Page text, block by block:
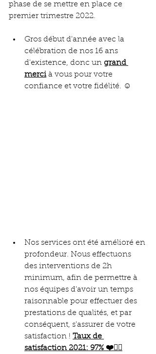
phase de se mettre en place ce
premier trimestre 2022.
Gros début d'année avec la
célébration de nos 16 ans
d'existence, donc un grand
merci à vous pour votre
confiance et votre fidélité. ☺️
Nos services ont été amélioré en
profondeur. Nous effectuons
des interventions de 2h
minimum, afin de permettre à
nos équipes d'avoir un temps
raisonnable pour effectuer des
prestations de qualités, et par
conséquent, s'assurer de votre
satisfaction ! Taux de
satisfaction 2021: 97% ❤️👍🏻